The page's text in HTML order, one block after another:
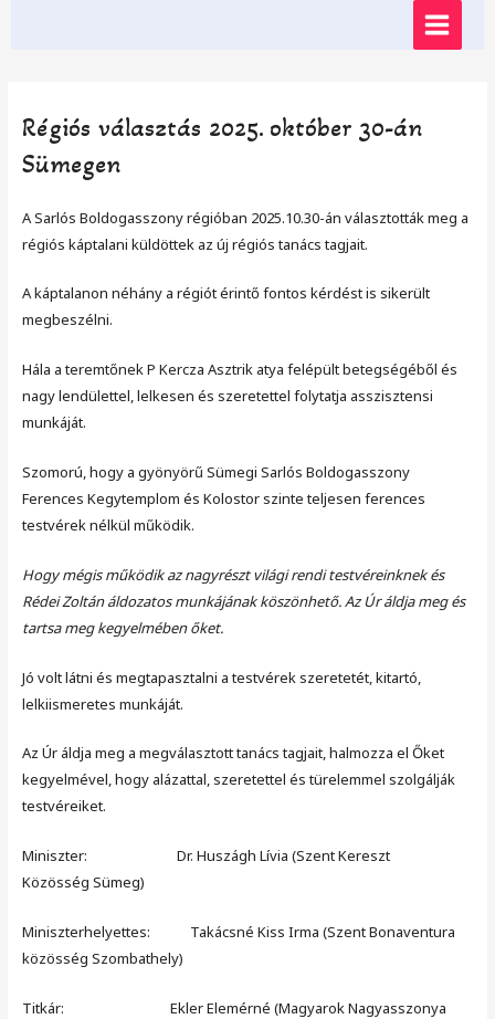
MAIN
Régiós választás 2025. október 30-án
Sümegen
A Sarlós Boldogasszony régióban 2025.10.30-án választották meg a
régiós káptalani küldöttek az új régiós tanács tagjait.
A káptalanon néhány a régiót érintő fontos kérdést is sikerült
megbeszélni.
Hála a teremtőnek P Kercza Asztrik atya felépült betegségéből és
nagy lendülettel, lelkesen és szeretettel folytatja asszisztensi
munkáját.
Szomorú, hogy a gyönyörű Sümegi Sarlós Boldogasszony
Ferences Kegytemplom és Kolostor szinte teljesen ferences
testvérek nélkül működik.
Hogy mégis működik az nagyrészt világi rendi testvéreinknek és
Rédei Zoltán áldozatos munkájának köszönhető. Az Úr áldja meg és
tartsa meg kegyelmében őket.
Jó volt látni és megtapasztalni a testvérek szeretetét, kitartó,
lelkiismeretes munkáját.
Az Úr áldja meg a megválasztott tanács tagjait, halmozza el Őket
kegyelmével, hogy alázattal, szeretettel és türelemmel szolgálják
testvéreiket.
Miniszter: Dr. Huszágh Lívia (Szent Kereszt
Közösség Sümeg)
Miniszterhelyettes: Takácsné Kiss Irma (Szent Bonaventura
közösség Szombathely)
Titkár: Ekler Elemérné (Magyarok Nagyasszonya